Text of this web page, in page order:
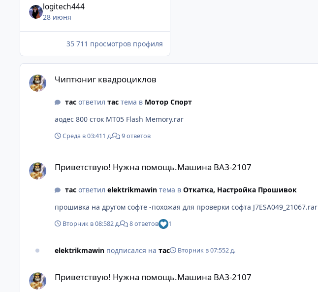
logitech444
28 июня
35 711 просмотров профиля
Чиптюниг квадроциклов
Чиптюниг квадроциклов
тасответил тастема в Мотор Спорт
аодес 800 сток MT05 Flash Memory.rar
Среда в 03:411 д. 9 ответов
Приветствую! Нужна помощь.Машина ВАЗ-2107
тасответил elektrikmawinтема в Откатка, Настройка Прошивок
прошивка на другом софте -похожая для проверки софта J7ESA049_21067.rar
Вторник в 08:582 д. 8 ответов 1
elektrikmawin подписался на тас Вторник в 07:552 д.
Приветствую! Нужна помощь.Машина ВАЗ-2107